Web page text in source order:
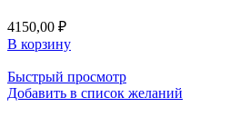
4150,00 ₽
В корзину
Быстрый просмотр
Добавить в список желаний